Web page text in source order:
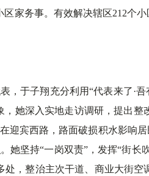
区家务事。有效解决辖区212个
，于子翔充分利用“代表来了·
，她深入实地走访调研，提出
迎宾西路，路面破损积水影响
她坚持“一岗双责”，发挥“街
处，整治主次干道、商业大街